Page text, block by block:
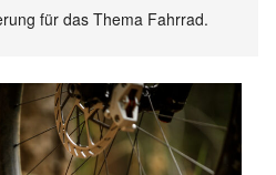
für das Thema Fahrrad.